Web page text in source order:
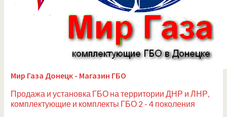
Мир Газа Донецк - Магазин ГБО
Продажа и установка ГБО на территории ДНР и ЛНР,
комплектующие и комплекты ГБО 2 - 4 поколения